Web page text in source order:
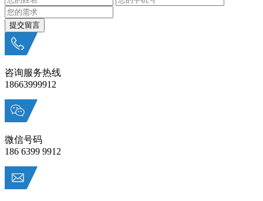
咨询服务热线
18663999912
微信号码
186 6399 9912